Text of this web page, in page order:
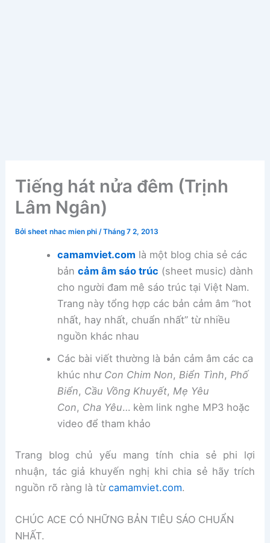
Tiếng hát nửa đêm (Trịnh
Lâm Ngân)
Bởisheet nhac mien phi/Tháng 7 2, 2013
camamviet.com là một blog chia sẻ các
bản cảm âm sáo trúc (sheet music) dành
cho người đam mê sáo trúc tại Việt Nam.
Trang này tổng hợp các bản cảm âm “hot
nhất, hay nhất, chuẩn nhất” từ nhiều
nguồn khác nhau
Các bài viết thường là bản cảm âm các ca
khúc như Con Chim Non, Biển Tình, Phố
Biển, Cầu Vồng Khuyết, Mẹ Yêu
Con, Cha Yêu… kèm link nghe MP3 hoặc
video để tham khảo
Trang blog chủ yếu mang tính chia sẻ phi lợi
nhuận, tác giả khuyến nghị khi chia sẻ hãy trích
nguồn rõ ràng là từcamamviet.com.
CHÚC ACE CÓ NHỮNG BẢN TIÊU SÁO CHUẨN
NHẤT.